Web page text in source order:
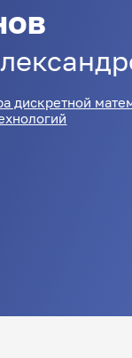
дискретной